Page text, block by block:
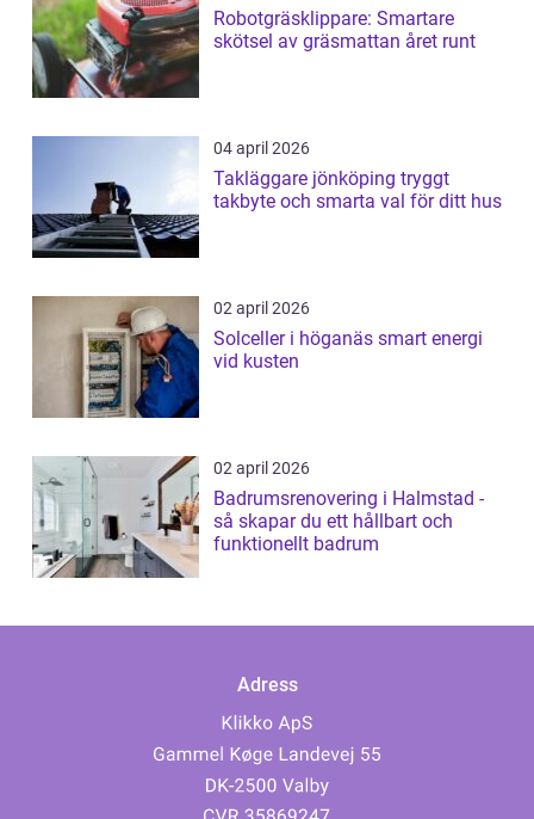
Robotgräsklippare: Smartare
skötsel av gräsmattan året runt
04 april 2026
Takläggare jönköping tryggt
takbyte och smarta val för ditt hus
02 april 2026
Solceller i höganäs smart energi
vid kusten
02 april 2026
Badrumsrenovering i Halmstad -
så skapar du ett hållbart och
funktionellt badrum
Adress